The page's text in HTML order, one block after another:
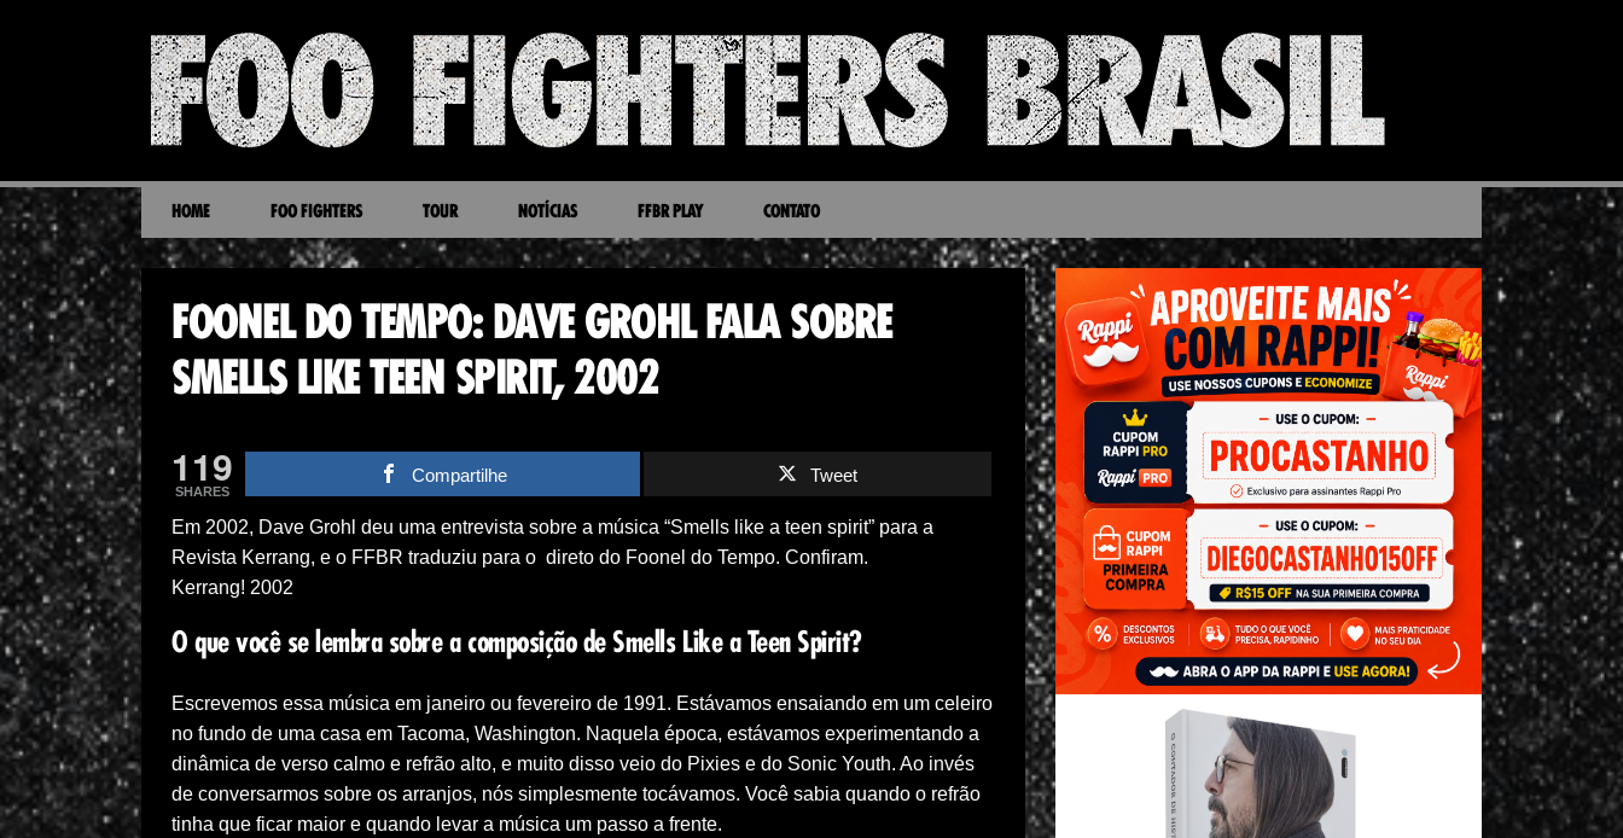
HOME FOO FIGHTERS TOUR NOTÍCIAS FFBR PLAY CONTATO
FOONEL DO TEMPO: DAVE GROHL FALA SOBRE
SMELLS LIKE TEEN SPIRIT, 2002
119
SHARES
Compartilhe Tweet
Em 2002, Dave Grohl deu uma entrevista sobre a música “Smells like a teen spirit” para a
Revista Kerrang, e o FFBR traduziu para o direto do Foonel do Tempo. Confiram.
Kerrang! 2002
O que você se lembra sobre a composição de Smells Like a Teen Spirit?
Escrevemos essa música em janeiro ou fevereiro de 1991. Estávamos ensaiando em um celeiro
no fundo de uma casa em Tacoma, Washington. Naquela época, estávamos experimentando a
dinâmica de verso calmo e refrão alto, e muito disso veio do Pixies e do Sonic Youth. Ao invés
de conversarmos sobre os arranjos, nós simplesmente tocávamos. Você sabia quando o refrão
tinha que ficar maior e quando levar a música um passo a frente.